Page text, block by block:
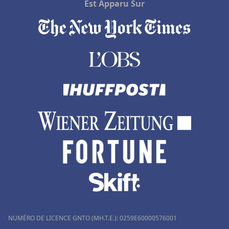
Hôtels à Font-Romeu
Hôtels à Hasparren
Hôtels au Beausset
Hôtels à La Chapelle-en-Vercors
Hôtels à Amiens
Hôtels à Paray-le-Monial
Est Apparu Sur
NUMÉRO DE LICENCE GNTO (MH.T.E.): 0259Ε60000576001